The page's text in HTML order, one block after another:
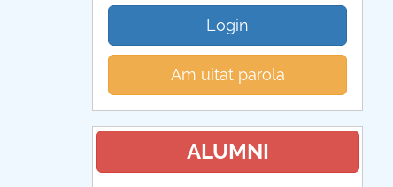
Login
Am uitat parola
ALUMNI